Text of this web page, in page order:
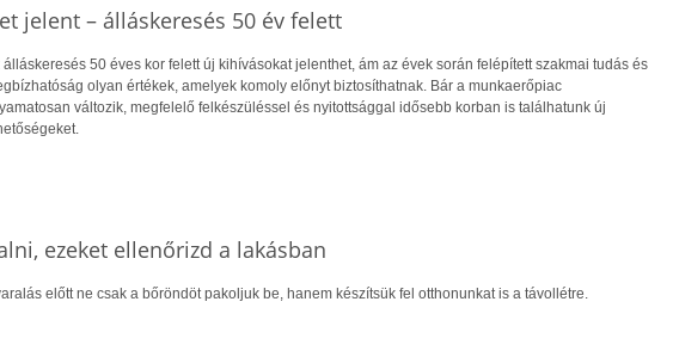
jelent – álláskeresés 50 év felett
álláskeresés 50 éves kor felett új kihívásokat jelenthet, ám az évek során felépített szakmai tudás és
olyan értékek, amelyek komoly előnyt biztosíthatnak. Bár a munkaerőpiac
változik, megfelelő felkészüléssel és nyitottsággal idősebb korban is találhatunk új
ezeket ellenőrizd a lakásban
előtt ne csak a bőröndöt pakoljuk be, hanem készítsük fel otthonunkat is a távollétre.